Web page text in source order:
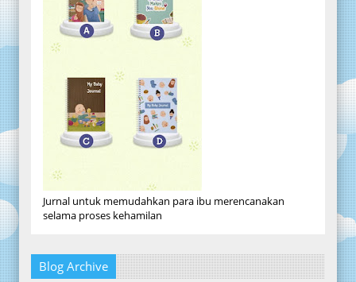
Jurnal untuk memudahkan para ibu merencanakan
selama proses kehamilan
Blog Archive